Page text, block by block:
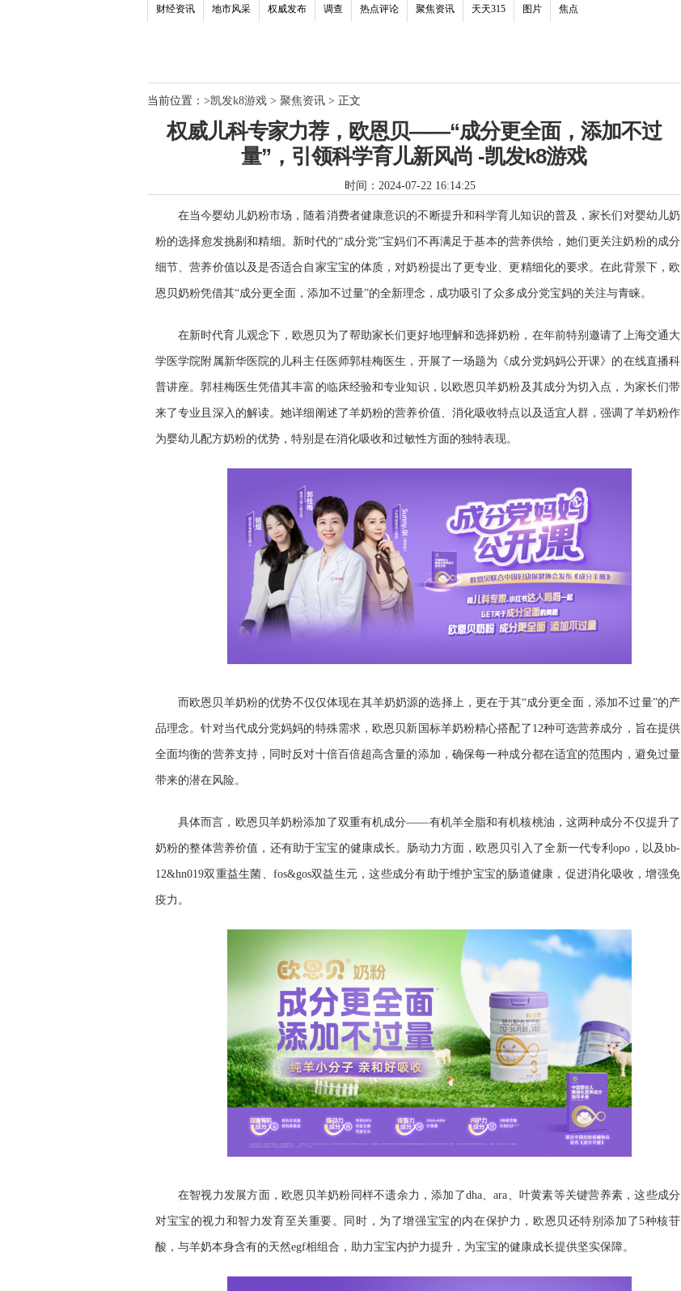
财经资讯 地市风采 权威发布 调查 热点评论 聚焦资讯 天天315 图片 焦点
当前位置： >凯发k8游戏 > 聚焦资讯 > 正文
权威儿科专家力荐，欧恩贝——“成分更全面，添加不过
量”，引领科学育儿新风尚 -凯发k8游戏
时间：2024-07-22 16:14:25
在当今婴幼儿奶粉市场，随着消费者健康意识的不断提升和科学育儿知识的普及，家长们对婴幼儿奶
粉的选择愈发挑剔和精细。新时代的“成分党”宝妈们不再满足于基本的营养供给，她们更关注奶粉的成分
细节、营养价值以及是否适合自家宝宝的体质，对奶粉提出了更专业、更精细化的要求。在此背景下，欧
恩贝奶粉凭借其“成分更全面，添加不过量”的全新理念，成功吸引了众多成分党宝妈的关注与青睐。
在新时代育儿观念下，欧恩贝为了帮助家长们更好地理解和选择奶粉，在年前特别邀请了上海交通大
学医学院附属新华医院的儿科主任医师郭桂梅医生，开展了一场题为《成分党妈妈公开课》的在线直播科
普讲座。郭桂梅医生凭借其丰富的临床经验和专业知识，以欧恩贝羊奶粉及其成分为切入点，为家长们带
来了专业且深入的解读。她详细阐述了羊奶粉的营养价值、消化吸收特点以及适宜人群，强调了羊奶粉作
为婴幼儿配方奶粉的优势，特别是在消化吸收和过敏性方面的独特表现。
而欧恩贝羊奶粉的优势不仅仅体现在其羊奶奶源的选择上，更在于其“成分更全面，添加不过量”的产
品理念。针对当代成分党妈妈的特殊需求，欧恩贝新国标羊奶粉精心搭配了12种可选营养成分，旨在提供
全面均衡的营养支持，同时反对十倍百倍超高含量的添加，确保每一种成分都在适宜的范围内，避免过量
带来的潜在风险。
具体而言，欧恩贝羊奶粉添加了双重有机成分——有机羊全脂和有机核桃油，这两种成分不仅提升了
奶粉的整体营养价值，还有助于宝宝的健康成长。肠动力方面，欧恩贝引入了全新一代专利opo，以及bb-
12&hn019双重益生菌、fos&gos双益生元，这些成分有助于维护宝宝的肠道健康，促进消化吸收，增强免
疫力。
在智视力发展方面，欧恩贝羊奶粉同样不遗余力，添加了dha、ara、叶黄素等关键营养素，这些成分
对宝宝的视力和智力发育至关重要。同时，为了增强宝宝的内在保护力，欧恩贝还特别添加了5种核苷
酸，与羊奶本身含有的天然egf相组合，助力宝宝内护力提升，为宝宝的健康成长提供坚实保障。